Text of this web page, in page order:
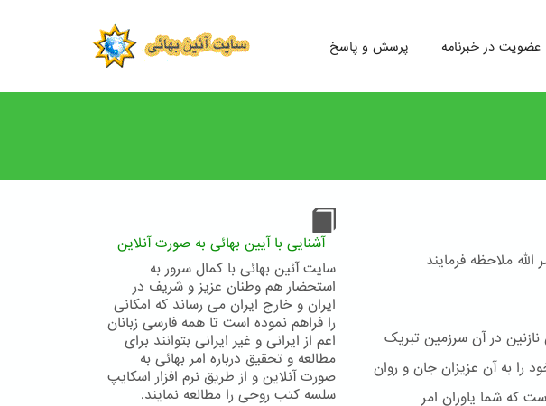
پرسش و پاسخ عضویت در خبرنامه
ملاحظه فرمایند
نازنین در آن سرزمین تبریک
به آن عزیزان جان و روان
که شما یاوران امر
آشنایی با آیین بهائی به صورت آنلاین
سایت آئین بهائی با کمال سرور به
استحضار هم وطنان عزیز و شریف در
ایران و خارج ایران می رساند که امکانی
را فراهم نموده است تا همه فارسی زبانان
اعم از ایرانی و غیر ایرانی بتوانند برای
مطالعه و تحقیق درباره امر بهائی به
صورت آنلاین و از طریق نرم افزار اسکایپ
سلسه کتب روحی را مطالعه نمایند.